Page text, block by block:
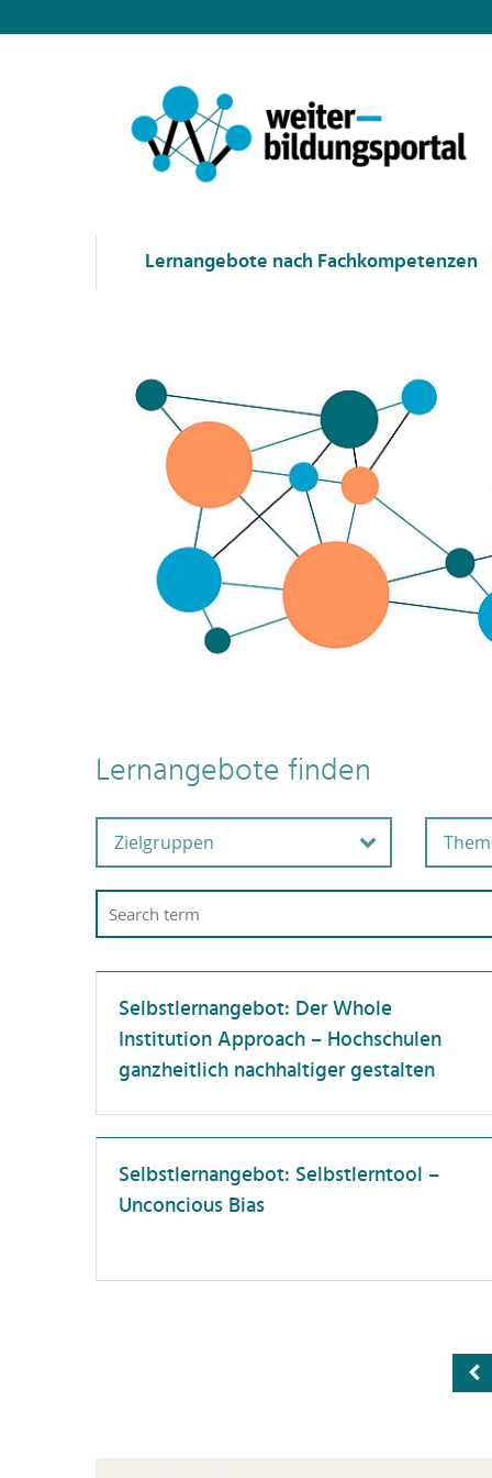
Lernangebote nach Fachkompetenzen
Lernangebote finden
Zielgruppen
Alle Beschäftigten
Beschäftigte in der
ng
Führungskräfte
PostDocs
Professor:innen
Promovierende
Selbstlernangebot: Der Whole
Institution Approach – Hochschulen
ganzheitlich nachhaltiger gestalten
Selbstlernangebot: Selbstlerntool –
Unconcious Bias